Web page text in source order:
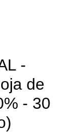
-
de
- 30